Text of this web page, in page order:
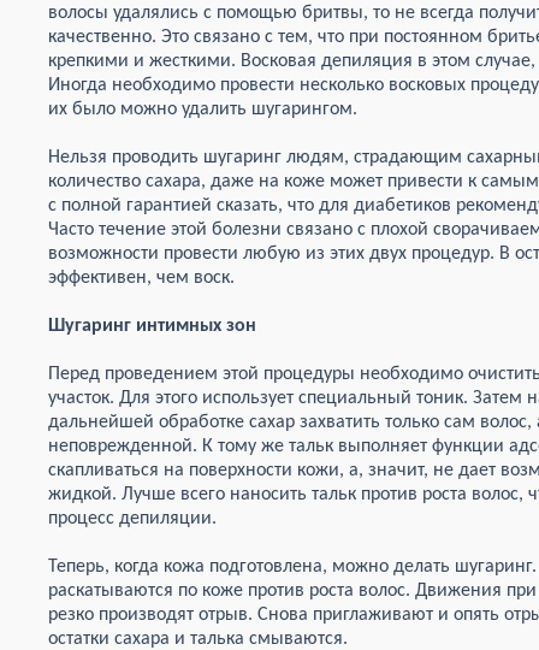
волосы удалялись с помощью бритвы, то не всегда
качественно. Это связано с тем, что при постоянном
крепкими и жесткими. Восковая депиляция в этом случае,
Иногда необходимо провести несколько восковых
их было можно удалить шугарингом.
Нельзя проводить шугаринг людям, страдающим
количество сахара, даже на коже может привести к
с полной гарантией сказать, что для диабетиков
Часто течение этой болезни связано с плохой
возможности провести любую из этих двух процедур. В
эффективен, чем воск.
Шугаринг интимных зон
Перед проведением этой процедуры необходимо
участок. Для этого использует специальный тоник. Затем
дальнейшей обработке сахар захватить только сам волос,
неповрежденной. К тому же тальк выполняет функции
скапливаться на поверхности кожи, а, значит, не дает
жидкой. Лучше всего наносить тальк против роста волос,
процесс депиляции.
Теперь, когда кожа подготовлена, можно делать
раскатываются по коже против роста волос. Движения
резко производят отрыв. Снова приглаживают и опять
остатки сахара и талька смываются.